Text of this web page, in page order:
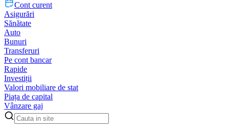
Cont curent
Asigurări
Sănătate
Auto
Bunuri
Transferuri
Pe cont bancar
Rapide
Investiții
Valori mobiliare de stat
Piața de capital
Vânzare gaj